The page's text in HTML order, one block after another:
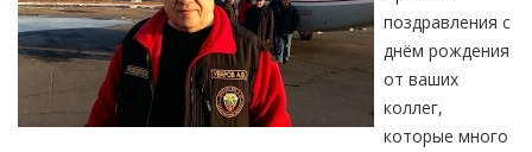
поздравления с
днём рождения
от ваших
коллег,
которые много